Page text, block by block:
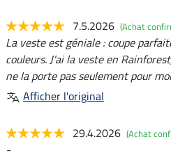
7.5.2026 (Achat
La veste est géniale : coupe
couleurs. J'ai la veste en
ne la porte pas seulement pour
Afficher l'original
29.4.2026 (Achat
-